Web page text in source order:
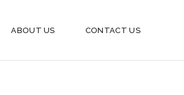
ABOUT US CONTACT US